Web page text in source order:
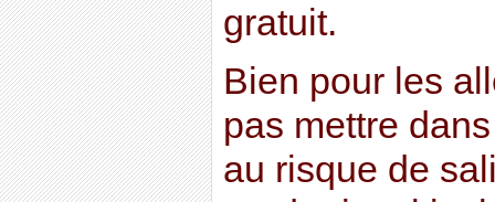
gratuit.
Bien pour les
pas mettre
au risque de